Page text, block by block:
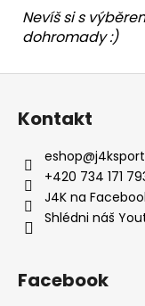
Nevíš si s
dohromady :)
Z
Kontakt
eshop@
+420 734 171
J4K na
Shlédni náš
Facebook